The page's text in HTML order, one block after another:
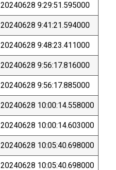
20240628 9:29:51.595000
20240628 9:41:21.594000
20240628 9:48:23.411000
20240628 9:56:17.816000
20240628 9:56:17.885000
20240628 10:00:14.558000
20240628 10:00:14.603000
20240628 10:05:40.698000
20240628 10:05:40.698000